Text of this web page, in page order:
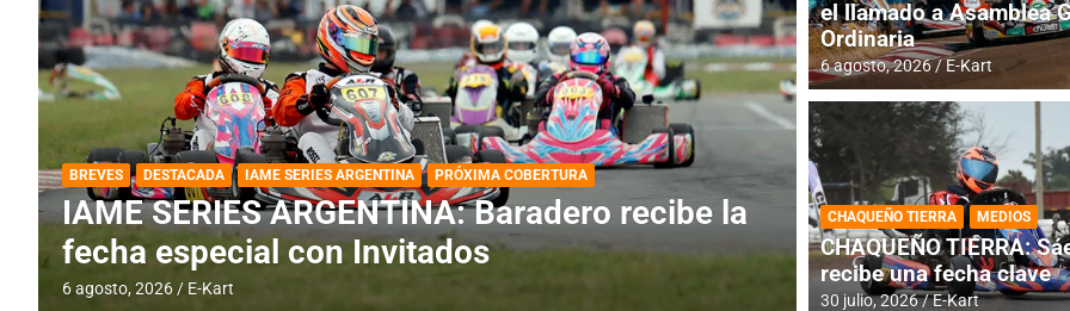
DESTACADA IAME SERIES ARGENTINA
IAME SERIES ARGENTINA: Horarios para la
fecha con Invitados
4 agosto, 2026 E-Kart
DESTACADA INFORME CENTRAL
RMC BUENOS
histórica en
4 agosto, 2026 E-Kart
el llamado a Asamblea
Ordinaria
6 agosto, 2026 E-Kart
CHAQUEÑO TIERRA MEDIOS
CHAQUEÑO TIERRA:
recibe una fecha clave
30 julio, 2026 E-Kart